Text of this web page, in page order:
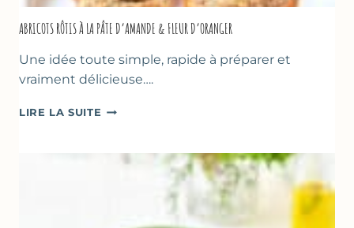
ABRICOTS RÔTIS À LA PÂTE D’AMANDE & FLEUR D’ORANGER
Une idée toute simple, rapide à préparer et
vraiment délicieuse….
LIRE LA SUITE ABRICOTS